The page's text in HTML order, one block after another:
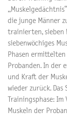
die junge Männer
trainierten, sieben
siebenwöchiges
Phasen
Probanden. In der
und Kraft der
wieder zurück.
Trainingsphase:
Muskeln der